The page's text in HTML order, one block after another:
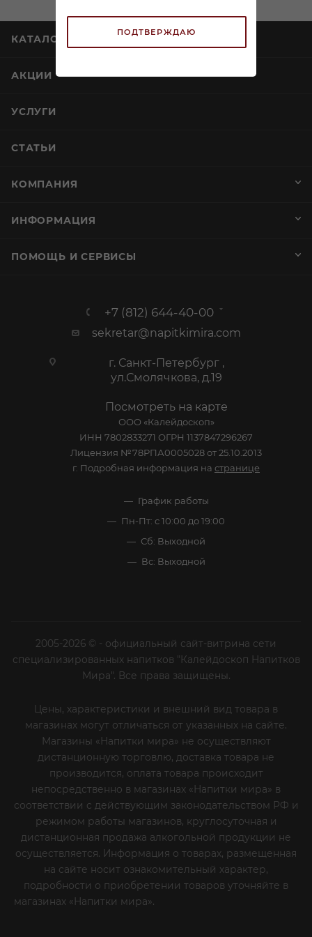
ПОДТВЕРЖДАЮ
КАТАЛОГ
АКЦИИ
УСЛУГИ
СТАТЬИ
КОМПАНИЯ
ИНФОРМАЦИЯ
ПОМОЩЬ И СЕРВИСЫ
+7 (812) 644-40-00
sekretar@napitkimira.com
г. Санкт-Петербург ,
ул.Смолячкова, д.19
Посмотреть на карте
ООО «Калейдоскоп»
ИНН 7802833271 ОГРН 1137847296267
Лицензия №78РПА0005028 от 25.10.2013
г. Подробная информация на странице
График работы
Пн-Пт: с 10:00 до 19:00
Сб: Выходной
Вс: Выходной
2005-2026 © - официальный сайт-витрина сети
специализированных напитков "Калейдоскоп Напитков
Мира". Все права защищены.
Цены, характеристики и внешний вид товара в
магазинах могут отличаться от указанных на сайте.
Магазины «Напитки мира» не осуществляют
дистанционную торговлю, доставка товара не
производится, оплата товара происходит
непосредственно в магазинах «Напитки мира» в
соответствии с действующим законодательством РФ и
режимом работы магазинов, круглосуточная и
дистанционная продажа алкогольной продукции не
осуществляется. Информация о товарах, размещенная
на сайте носит ознакомительный характер,
подробности о приобретении товаров уточняйте в
магазинах «Напитки мира».